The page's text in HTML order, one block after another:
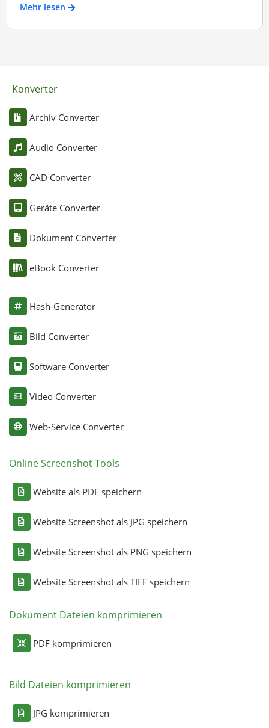
Mehr lesen
Konverter
Archiv Converter
Audio Converter
CAD Converter
Geräte Converter
Dokument Converter
eBook Converter
Hash-Generator
Bild Converter
Software Converter
Video Converter
Web-Service Converter
Online Screenshot Tools
Website als PDF speichern
Website Screenshot als JPG speichern
Website Screenshot als PNG speichern
Website Screenshot als TIFF speichern
Dokument Dateien komprimieren
PDF komprimieren
Bild Dateien komprimieren
JPG komprimieren